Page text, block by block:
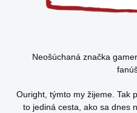
Neošúchaná značka
Ouright, týmto my žijeme. Tak
to jediná cesta, ako sa dnes